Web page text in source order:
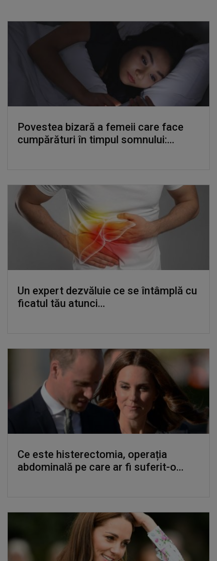
Povestea bizară a femeii care face
cumpărături în timpul somnului:...
Un expert dezvăluie ce se întâmplă cu
ficatul tău atunci...
Ce este histerectomia, operația
abdominală pe care ar fi suferit-o...